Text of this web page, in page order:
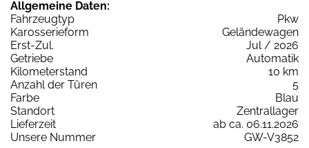
Allgemeine Daten:
Fahrzeugtyp
Pkw
Karosserieform
Geländewagen
Erst-Zul.
Jul / 2026
Getriebe
Automatik
Kilometerstand
10 km
Anzahl der Türen
5
Farbe
Blau
Standort
Zentrallager
Lieferzeit
ab ca. 06.11.2026
Unsere Nummer
GW-V3852